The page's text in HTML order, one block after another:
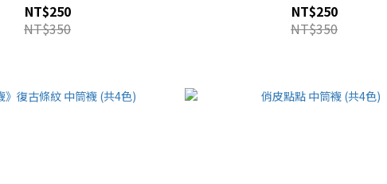
NT$250
NT$350
NT$250
NT$350